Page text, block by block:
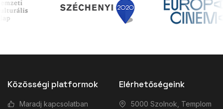
Közösségi platformok
Maradj kapcsolatban
Elérhetőségeink
5000 Szolnok, Templom